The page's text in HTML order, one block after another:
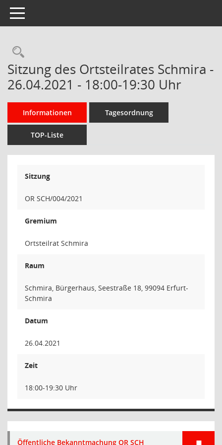
Toggle navigation
Rechercheauswahl
Sitzung des Ortsteilrates Schmira -
26.04.2021 - 18:00-19:30 Uhr
Informationen Tagesordnung
TOP-Liste
Sitzung
OR SCH/004/2021
Gremium
Ortsteilrat Schmira
Raum
Schmira, Bürgerhaus, Seestraße 18, 99094 Erfurt-
Schmira
Datum
26.04.2021
Zeit
18:00-19:30 Uhr
Öffentliche Bekanntmachung OR SCH